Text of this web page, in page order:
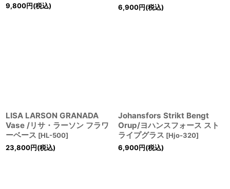
9,800円(税込)
6,900円(税込)
LISA LARSON GRANADA
Vase /リサ・ラーソン フラワ
ーベース [HL-500]
23,800円(税込)
Johansfors Strikt Bengt
Orup/ヨハンスフォース スト
ライプグラス [Hjo-320]
6,900円(税込)